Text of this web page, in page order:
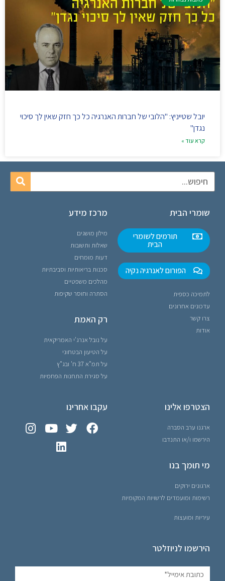
יובל שטייניץ: "הלובי של חברות האנרגיה כל כך חזק שאין לך סיכוי
נגדן"
קרא עוד »
שומרי הבית
תורמים לשומרי
הבית
הפורום לאנרגיה נקיה
לתמיכה כספית
עדכונים אחרונים
צרו קשר
אודות
מרכז מידע
מילון מושגים
שאלות ותשובות
דעות מומחים
סכנות בריאותיות וסביבתיות
מהלכים משפטיים
הסתרה וחוסר שקיפות
רק האמת
על נובל אנרג'י האמריקאית
על הטיעון הבטחוני
על תמ"א 37 ח' ובג"ץ
על סגירת התחנות הפחמיות
הצטרפו אלינו
ארגנו ערב הסברה
הירשמו ו/או התנדבו
מי תומך בנו
ארגונים ירוקים
רשימות ומועמדים לרשויות המקומיות
עיריות ומועצות
עקבו אחרינו
הירשמו לניוזלטר